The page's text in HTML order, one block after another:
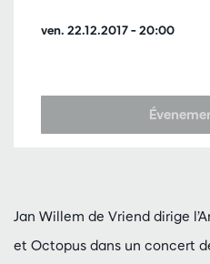
ven. 22.12.2017– 20:00
Jan Willem de Vriend dirige
et Octopus dans un concert